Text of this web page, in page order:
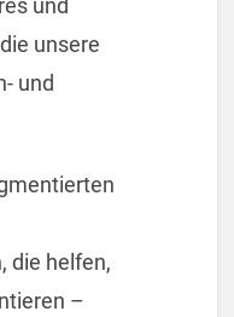
und
unsere
und
die helfen,
–